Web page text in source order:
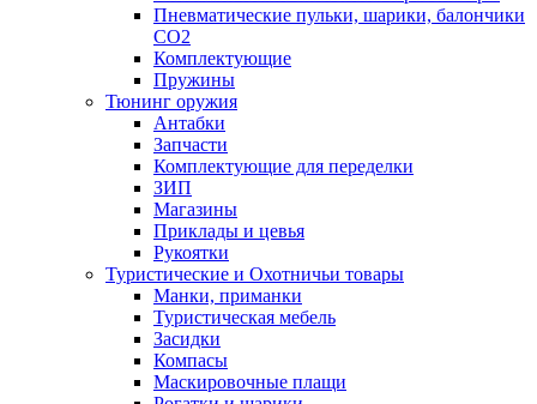
Пневматические пульки, шарики, балончики
CO2
Комплектующие
Пружины
Тюнинг оружия
Антабки
Запчасти
Комплектующие для переделки
ЗИП
Магазины
Приклады и цевья
Рукоятки
Туристические и Охотничьи товары
Манки, приманки
Туристическая мебель
Засидки
Компасы
Маскировочные плащи